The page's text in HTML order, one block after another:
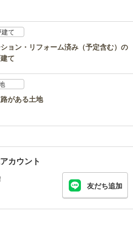
て
ョン・リフォーム済み（予定含む）の
て
がある土地
カウント
友だち追加